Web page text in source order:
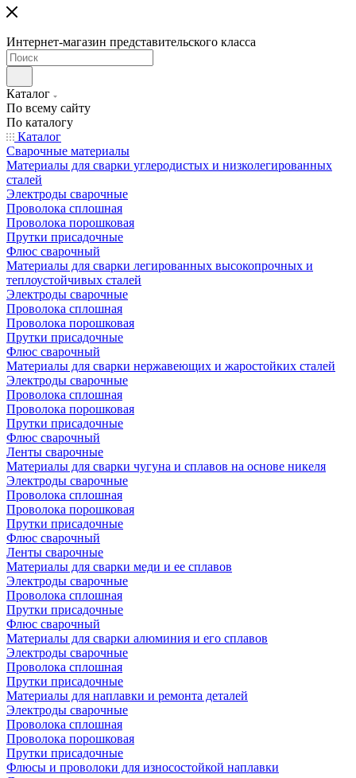
Интернет-магазин представительского класса
Каталог
По всему сайту
По каталогу
Каталог
Сварочные материалы
Материалы для сварки углеродистых и низколегированных
сталей
Электроды сварочные
Проволока сплошная
Проволока порошковая
Прутки присадочные
Флюс сварочный
Материалы для сварки легированных высокопрочных и
теплоустойчивых сталей
Электроды сварочные
Проволока сплошная
Проволока порошковая
Прутки присадочные
Флюс сварочный
Материалы для сварки нержавеющих и жаростойких сталей
Электроды сварочные
Проволока сплошная
Проволока порошковая
Прутки присадочные
Флюс сварочный
Ленты сварочные
Материалы для сварки чугуна и сплавов на основе никеля
Электроды сварочные
Проволока сплошная
Проволока порошковая
Прутки присадочные
Флюс сварочный
Ленты сварочные
Материалы для сварки меди и ее сплавов
Электроды сварочные
Проволока сплошная
Прутки присадочные
Флюс сварочный
Материалы для сварки алюминия и его сплавов
Электроды сварочные
Проволока сплошная
Прутки присадочные
Материалы для наплавки и ремонта деталей
Электроды сварочные
Проволока сплошная
Проволока порошковая
Прутки присадочные
Флюсы и проволоки для износостойкой наплавки